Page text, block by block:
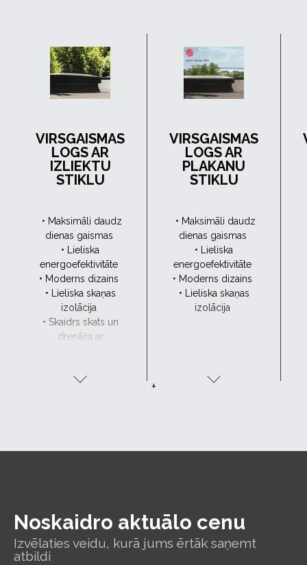
VIRSGAISMAS
LOGS AR
IZLIEKTU
STIKLU
• Maksimāli daudz
dienas gaismas
• Lieliska
energoefektivitāte
• Moderns dizains
• Lieliska skaņas
izolācija
• Skaidrs skats un
drenāža ar
VIRSGAISMAS
LOGS AR
PLAKANU
STIKLU
• Maksimāli daudz
dienas gaismas
• Lieliska
energoefektivitāte
• Moderns dizains
• Lieliska skaņas
izolācija
+
Noskaidro aktuālo cenu
Izvēlaties veidu, kurā jums ērtāk saņemt
atbildi